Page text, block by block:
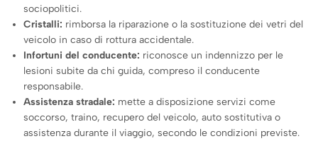
sociopolitici.
Cristalli: rimborsa la riparazione o la sostituzione dei vetri del
veicolo in caso di rottura accidentale.
Infortuni del conducente: riconosce un indennizzo per le
lesioni subite da chi guida, compreso il conducente
responsabile.
Assistenza stradale: mette a disposizione servizi come
soccorso, traino, recupero del veicolo, auto sostitutiva o
assistenza durante il viaggio, secondo le condizioni previste.